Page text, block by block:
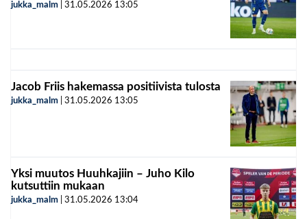
jukka_malm 31.05.2026 13:05
Jacob Friis hakemassa positiivista tulosta
jukka_malm 31.05.2026 13:05
Yksi muutos Huuhkajiin – Juho Kilo
kutsuttiin mukaan
jukka_malm 31.05.2026 13:04